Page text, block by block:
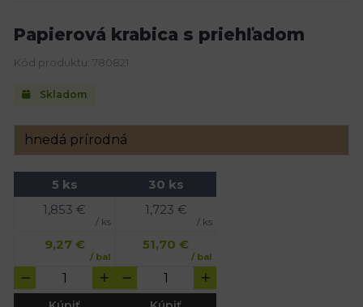
Papierová krabica s priehľadom
Kód produktu: 780821
Skladom
5 ks
1,853 €
/ ks
9,27€
/ bal
30 ks
1,723 €
/ ks
51,70 €
/ bal